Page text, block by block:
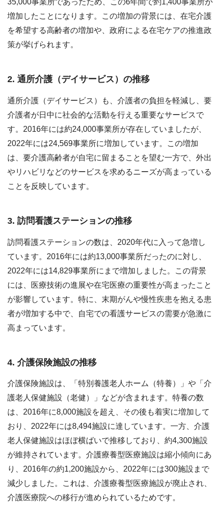
35,000事業所であったため、この6年間で約1,400事業所が
増加したことになります。この増加の背景には、在宅介護
を希望する高齢者の増加や、政府による在宅ケアの推進政
策が挙げられます。
2. 通所介護（デイサービス）の推移
通所介護（デイサービス）も、介護者の負担を軽減し、要
介護者が日中に社会的な活動を行える重要なサービスで
す。2016年には約24,000事業所が存在していましたが、
2022年には24,569事業所に増加しています。この増加
は、要介護高齢者が自宅に留まることを望む一方で、外出
やリハビリなどのサービスを求めるニーズが高まっている
ことを反映しています。
3. 訪問看護ステーションの推移
訪問看護ステーションの数は、2020年代に入って急増し
ています。2016年には約13,000事業所だったのに対し、
2022年には14,829事業所にまで増加しました。この背景
には、医療技術の進展や在宅医療の重要性が高まったこと
が影響しています。特に、末期がんや慢性疾患を抱える患
者が増加する中で、自宅での看護サービスの需要が急激に
高まっています。
4. 介護保険施設の推移
介護保険施設は、「特別養護老人ホーム（特養）」や「介
護老人保健施設（老健）」などが含まれます。特養の数
は、2016年に8,000施設を超え、その後も着実に増加して
おり、2022年には8,494施設に達しています。一方、介護
老人保健施設はほぼ横ばいで推移しており、約4,300施設
が維持されています。介護療養型医療施設は縮小傾向にあ
り、2016年の約1,200施設から、2022年には300施設まで
減少しました。これは、介護療養型医療施設が廃止され、
介護医療院への移行が進められているためです。